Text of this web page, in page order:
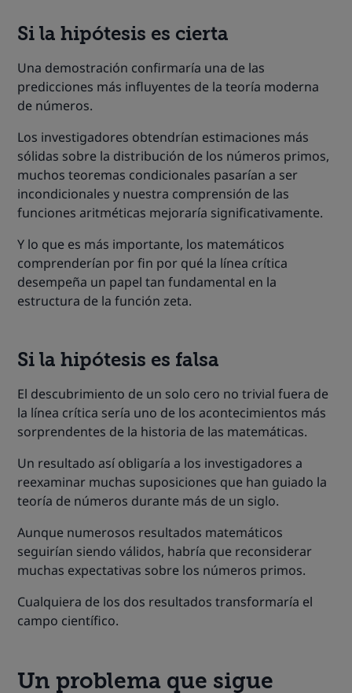
Si la hipótesis es cierta
Una demostración confirmaría una de las
predicciones más influyentes de la teoría moderna
de números.
Los investigadores obtendrían estimaciones más
sólidas sobre la distribución de los números primos,
muchos teoremas condicionales pasarían a ser
incondicionales y nuestra comprensión de las
funciones aritméticas mejoraría significativamente.
Y lo que es más importante, los matemáticos
comprenderían por fin por qué la línea crítica
desempeña un papel tan fundamental en la
estructura de la función zeta.
Si la hipótesis es falsa
El descubrimiento de un solo cero no trivial fuera de
la línea crítica sería uno de los acontecimientos más
sorprendentes de la historia de las matemáticas.
Un resultado así obligaría a los investigadores a
reexaminar muchas suposiciones que han guiado la
teoría de números durante más de un siglo.
Aunque numerosos resultados matemáticos
seguirían siendo válidos, habría que reconsiderar
muchas expectativas sobre los números primos.
Cualquiera de los dos resultados transformaría el
campo científico.
Un problema que sigue